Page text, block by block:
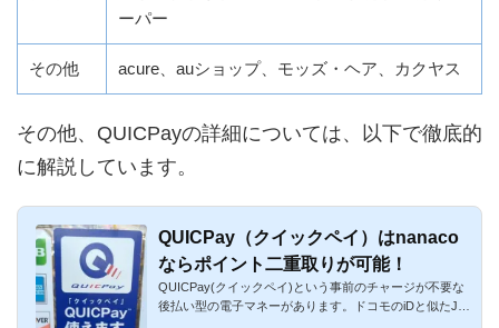
ーパー
その他 acure、auショップ、モッズ・ヘア、カクヤス
その他、QUICPayの詳細については、以下で徹底的
に解説しています。
QUICPay（クイックペイ）はnanaco
ならポイント二重取りが可能！
QUICPay(クイックペイ)という事前のチャージが不要な
後払い型の電子マネーがあります。ドコモのiDと似たJC